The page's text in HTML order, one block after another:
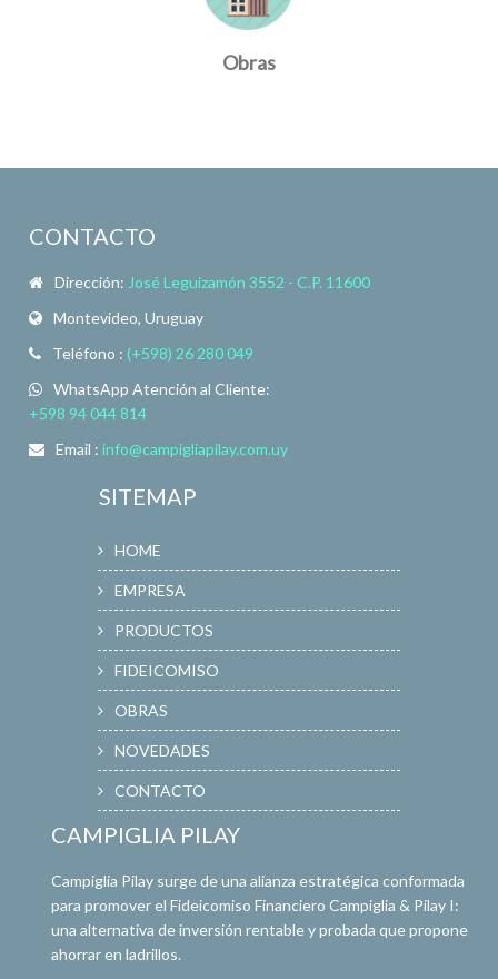
Obras
CONTACTO
Dirección: José Leguizamón 3552 - C.P. 11600
Montevideo, Uruguay
Teléfono : (+598) 26 280 049
WhatsApp Atención al Cliente:
+598 94 044 814
Email :info@campigliapilay.com.uy
SITEMAP
HOME
EMPRESA
PRODUCTOS
FIDEICOMISO
OBRAS
NOVEDADES
CONTACTO
CAMPIGLIA PILAY
Campiglia Pilay surge de una alianza estratégica conformada
para promover el Fideicomiso Financiero Campiglia & Pilay I:
una alternativa de inversión rentable y probada que propone
ahorrar en ladrillos.